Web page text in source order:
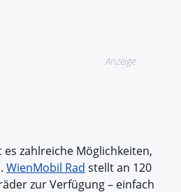
Anzeige
zahlreiche Möglichkeiten,
WienMobil Rad stellt an 120
zur Verfügung – einfach